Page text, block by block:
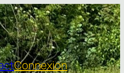
Connexion